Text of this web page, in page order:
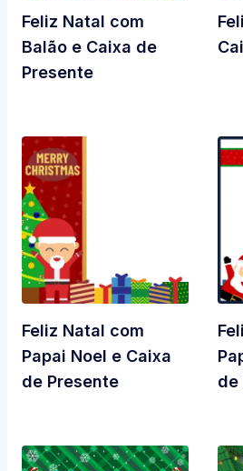
Feliz Natal com
Balão e Caixa de
Presente
Feliz Natal com
Papai Noel e Caixa
de Presente
de